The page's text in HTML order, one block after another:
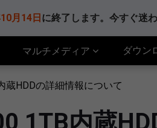
月14日 に終了します。今すぐ迷
マルチメディア ダウン
蔵HDDの詳細情報について
1TB内蔵